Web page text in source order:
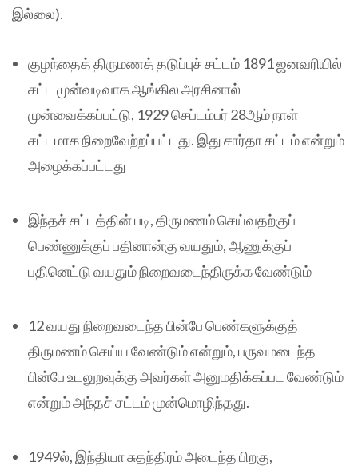
இல்லை).
குழந்தைத் திருமணத் தடுப்புச் சட்டம் 1891 ஜனவரியில்
சட்ட முன்வடிவாக ஆங்கில அரசினால்
முன்வைக்கப்பட்டு, 1929 செப்டம்பர் 28ஆம் நாள்
சட்டமாக நிறைவேற்றப்பட்டது. இது சார்தா சட்டம் என்றும்
அழைக்கப்பட்டது
இந்தச் சட்டத்தின் படி, திருமணம் செய்வதற்குப்
பெண்ணுக்குப் பதினான்கு வயதும், ஆணுக்குப்
பதினெட்டு வயதும் நிறைவடைந்திருக்க வேண்டும்
12 வயது நிறைவடைந்த பின்பே பெண்களுக்குத்
திருமணம் செய்ய வேண்டும் என்றும், பருவமடைந்த
பின்பே உடலுறவுக்கு அவர்கள் அனுமதிக்கப்பட வேண்டும்
என்றும் அந்தச் சட்டம் முன்மொழிந்தது.
1949ல், இந்தியா சுதந்திரம் அடைந்த பிறகு,